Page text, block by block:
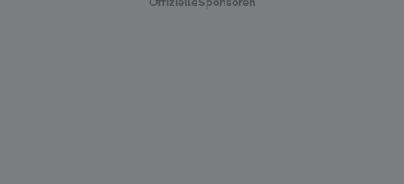
Offizielle Sponsoren